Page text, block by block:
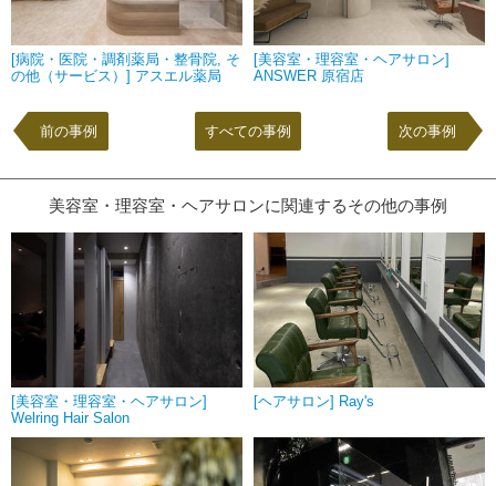
[病院・医院・調剤薬局・整骨院, そ
の他（サービス）] アスエル薬局
[美容室・理容室・ヘアサロン]
ANSWER 原宿店
前の事例 次の事例
すべての事例
美容室・理容室・ヘアサロンに関連するその他の事例
[美容室・理容室・ヘアサロン]
Welring Hair Salon
[ヘアサロン] Ray's